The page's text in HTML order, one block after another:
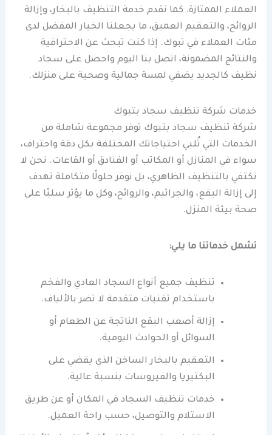
العملاء الممتازة. كما نقدم خدمة التنظيف بالبخار، وإزالة
الروائح، والتعقيم العميق، ما يجعلنا الخيار المفضل لدى
مئات العملاء في تبوك. إذا كنت تبحث عن الاحترافية
والنتائج المضمونة، اتصل بنا اليوم واحصل على سجاد
نظيف كالجديد يضفي لمسة جمالية وصحية على منزلك.
خدمات شركة تنظيف سجاد بتبوك
شركة تنظيف سجاد بتبوك توفر مجموعة شاملة من
الخدمات التي تُلبي احتياجاتك المختلفة بكل دقة واحتراف،
سواء في المنازل أو المكاتب أو الفنادق أو القاعات. نحن لا
نكتفي بالتنظيف الظاهري، بل نوفر حلولًا متكاملة تهدف
إلى إزالة البقع، والجراثيم، والروائح، وكل ما يؤثر سلبًا على
صحة بيئة المنزل.
تشمل خدماتنا ما يلي:
تنظيف جميع أنواع السجاد العادي والفخم
باستخدام تقنيات متقدمة لا تضر بالألياف.
إزالة أصعب البقع الناتجة عن الطعام أو
السوائل أو الحوادث اليومية.
التعقيم بالبخار الساخن الذي يقضي على
البكتيريا والفيروسات بنسبة عالية.
خدمات تنظيف السجاد في المكان أو عن طريق
الاستلام والتوصيل، حسب راحة العميل.